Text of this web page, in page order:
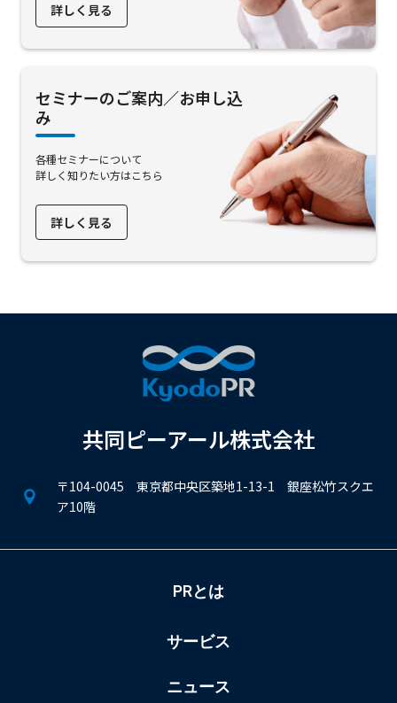
詳しく見る
セミナーのご案内／お申し込
み
各種セミナーについて
詳しく知りたい方はこちら
詳しく見る
共同ピーアール株式会社
〒104-0045 東京都中央区築地1-13-1 銀座松竹スクエ
ア10階
PRとは
サービス
ニュース